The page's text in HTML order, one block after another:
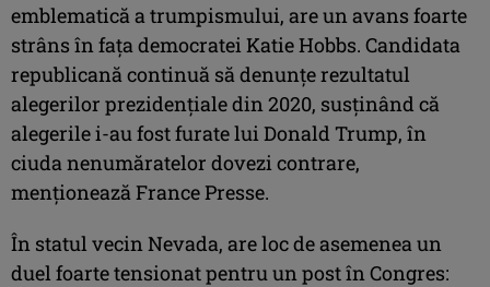
emblematică a trumpismului, are un avans foarte
strâns în faţa democratei Katie Hobbs. Candidata
republicană continuă să denunţe rezultatul
alegerilor prezidenţiale din 2020, susţinând că
alegerile i-au fost furate lui Donald Trump, în
ciuda nenumăratelor dovezi contrare,
menţionează France Presse.
În statul vecin Nevada, are loc de asemenea un
duel foarte tensionat pentru un post în Congres: